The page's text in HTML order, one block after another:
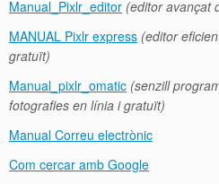
Manual_Pixlr_editor (editor avançat
MANUAL Pixlr express (editor
gratuït)
Manual_pixlr_omatic (senzill
fotografies en línia i gratuït)
Manual Correu electrònic
Com cercar amb Google